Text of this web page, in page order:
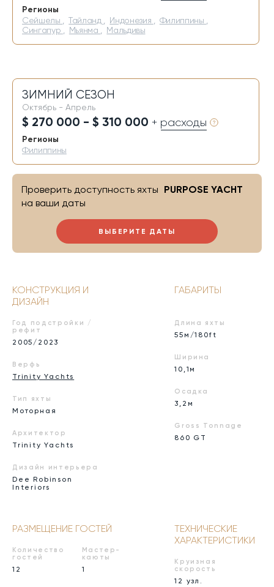
Регионы
Сейшелы ,Тайланд Индонезия Филиппины
Сингапур
Мьянма Мальдивы
ЗИМНИЙ СЕЗОН
Октябрь - Апрель
$ 270 000 - $ 310 000 + расходы
Регионы
Филиппины
ВЫБЕРИТЕ ДАТЫ
Проверить доступность яхты PURPOSE YACHT
на ваши даты
КОНСТРУКЦИЯ И
ДИЗАЙН
Год подстройки /
рефит
2005/2023
Верфь
Trinity Yachts
Тип яхты
Моторная
Архитектор
Trinity Yachts
Дизайн интерьера
Dee Robinson
Interiors
ГАБАРИТЫ
Длина яхты
55м/180ft
Ширина
10,1м
Осадка
3,2м
Gross Tonnage
860 GT
РАЗМЕЩЕНИЕ ГОСТЕЙ
Количество
гостей
12
Мастер-
каюты
1
ТЕХНИЧЕСКИЕ
ХАРАКТЕРИСТИКИ
Круизная
скорость
12 узл.